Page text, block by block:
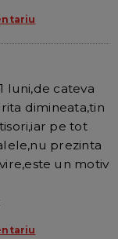
luni,de cateva
dimineata,tin
pe tot
prezinta
un motiv